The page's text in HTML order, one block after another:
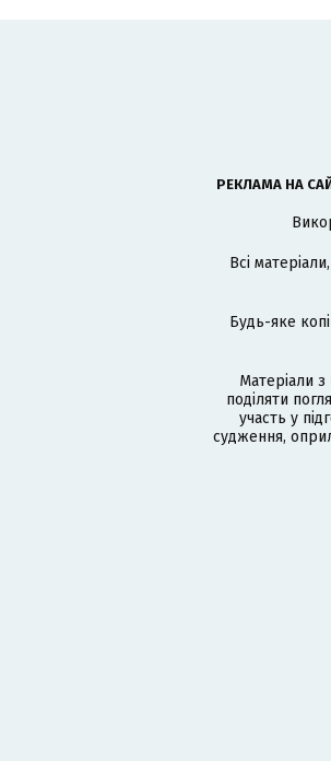
РЕКЛАМА НА
Всі
Будь-яке
Матеріали
поділяти
участь у
судження,